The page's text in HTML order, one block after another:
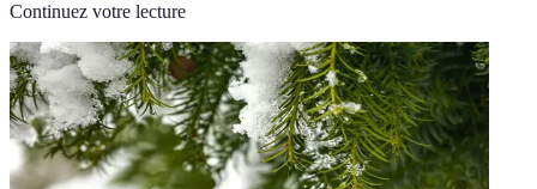
Continuez votre lecture